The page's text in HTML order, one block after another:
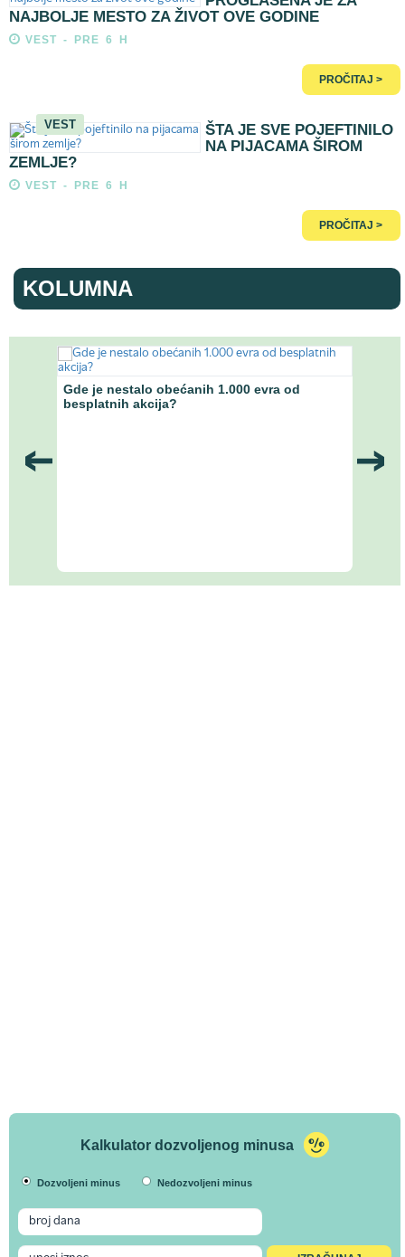
NAJBOLJE MESTO ZA ŽIVOT OVE GODINE
VEST - PRE 6 H
PROČITAJ >
VEST
ŠTA JE SVE POJEFTINILO
NA PIJACAMA ŠIROM
ZEMLJE?
VEST - PRE 6 H
PROČITAJ >
KOLUMNA
Gde je nestalo obećanih 1.000 evra od
besplatnih akcija?
Kalkulator dozvoljenog minusa
Dozvoljeni minus Nedozvoljeni minus